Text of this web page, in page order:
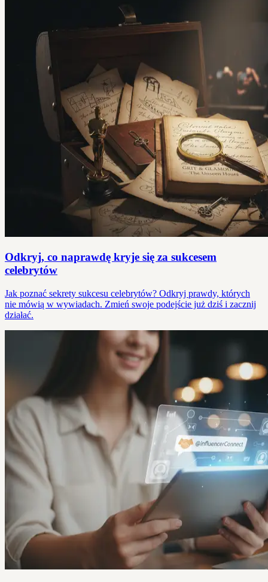
Odkryj, co naprawdę kryje się za sukcesem
celebrytów
Jak poznać sekrety sukcesu celebrytów? Odkryj prawdy, których
nie mówią w wywiadach. Zmień swoje podejście już dziś i zacznij
działać.